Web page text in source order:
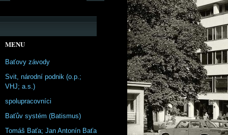
MENU
Baťovy závody
Svit, národní podnik (o.p.;
VHJ; a.s.)
spolupracovníci
Baťův systém (Batismus)
Tomáš Baťa; Jan Antonín Baťa